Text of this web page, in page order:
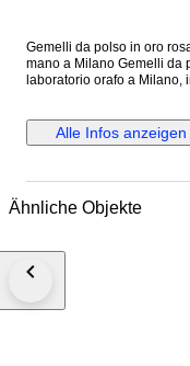
Gemelli da polso in oro
mano a Milano Gemelli da polso realizzati interamente a mano nel mio
laboratorio orafo a Milano,
uniche. Al centro, due rubini naturali taglio brillante aggiungono un punto
luce raffinato, mentre
ed elegante. La combinazione di materiali e geometrie dà vita a un
contemporaneo, senza
taglio brillante Onice
Alle Infos anzeigen
Ähnliche Objekte